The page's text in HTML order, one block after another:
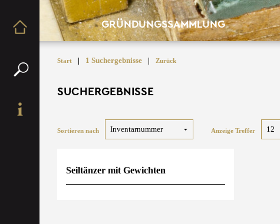
GRÜNDUNGSSAMMLUNG
Start | 1 Suchergebnisse | Zurück
SUCHERGEBNISSE
Sortieren nach Anzeige Treffer
Seiltänzer mit Gewichten